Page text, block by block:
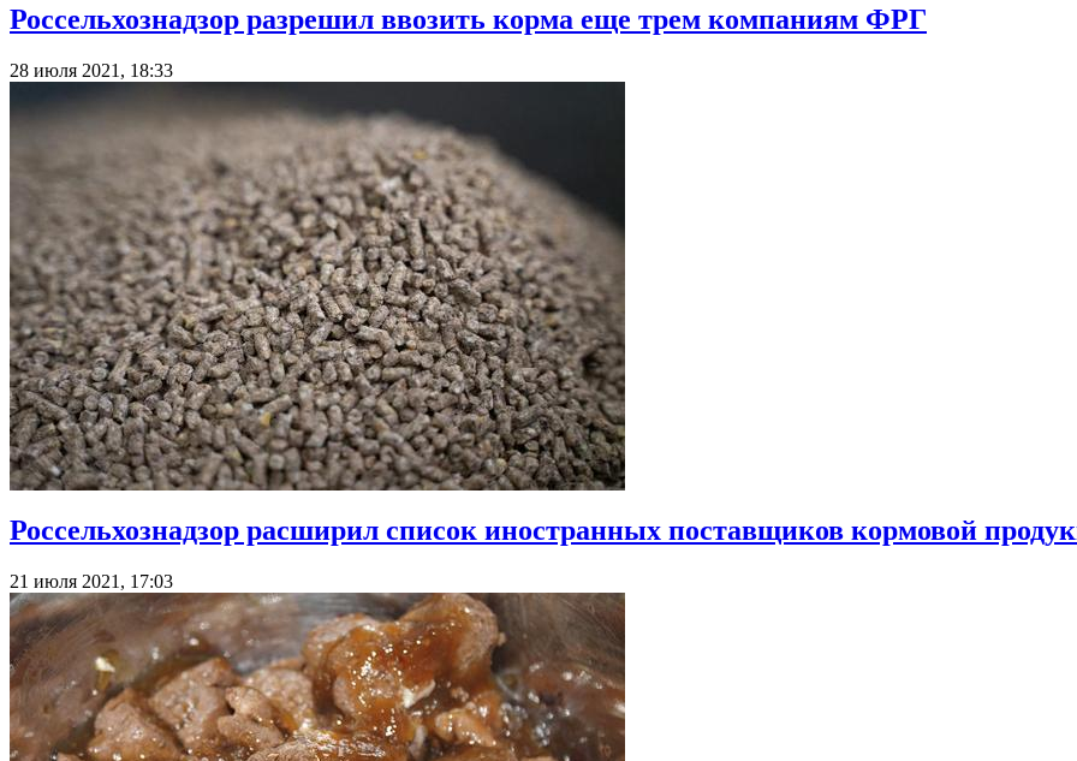
Россельхознадзор разрешил ввозить корма еще трем компаниям ФРГ
28 июля 2021, 18:33
Россельхознадзор расширил список иностранных поставщиков кормовой
21 июля 2021, 17:03